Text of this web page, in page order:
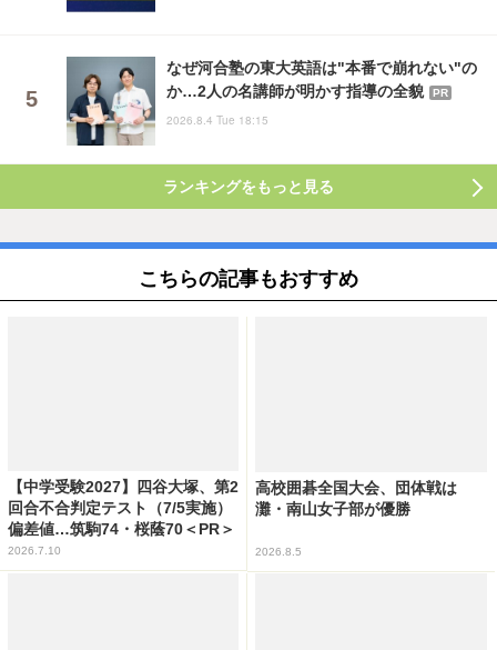
なぜ河合塾の東大英語は"本番で崩れない"の
か…2人の名講師が明かす指導の全貌
PR
2026.8.4 Tue 18:15
ランキングをもっと見る
こちらの記事もおすすめ
【中学受験2027】四谷大塚、第2
回合不合判定テスト（7/5実施）
偏差値…筑駒74・桜蔭70＜PR＞
2026.7.10
高校囲碁全国大会、団体戦は
灘・南山女子部が優勝
2026.8.5